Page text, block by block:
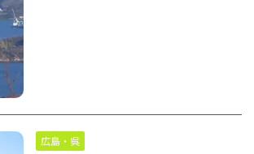
広島・呉